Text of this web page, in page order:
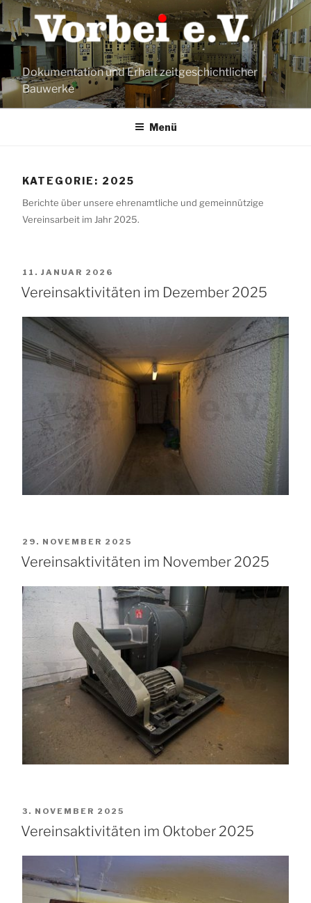
Zum
Inhalt
springen
Dokumentation und Erhalt zeitgeschichtlicher
Bauwerke
Menü
KATEGORIE: 2025
Berichte über unsere ehrenamtliche und gemeinnützige
Vereinsarbeit im Jahr 2025.
VERÖFFENTLICHT
AM
11. JANUAR 2026
Vereinsaktivitäten im Dezember 2025
VERÖFFENTLICHT
AM
29. NOVEMBER 2025
Vereinsaktivitäten im November 2025
VERÖFFENTLICHT
AM
3. NOVEMBER 2025
Vereinsaktivitäten im Oktober 2025